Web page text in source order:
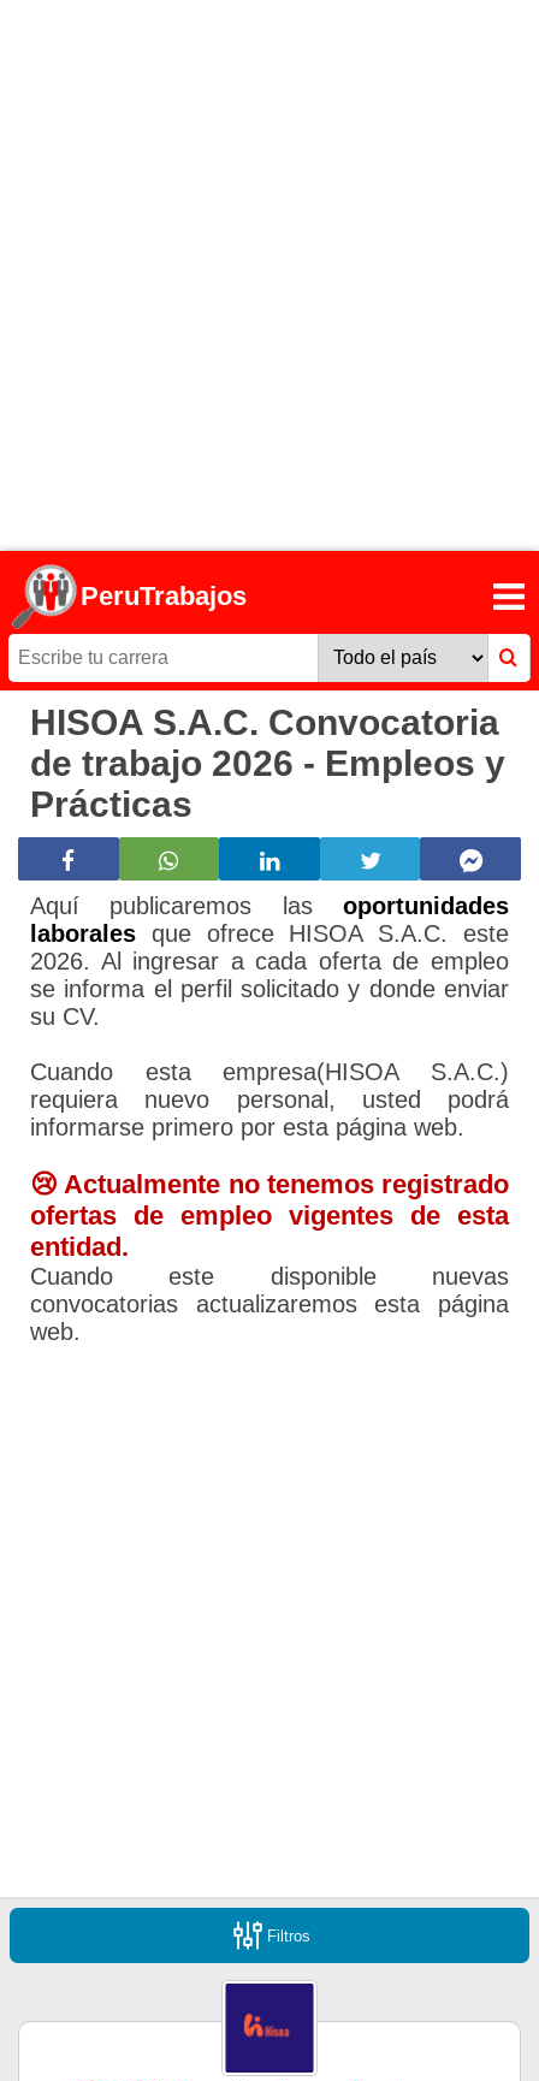
PeruTrabajos
HISOA S.A.C. Convocatoria
de trabajo 2026 - Empleos y
Prácticas
Aquí publicaremos las oportunidades
laborales que ofrece HISOA S.A.C. este
2026. Al ingresar a cada oferta de empleo
se informa el perfil solicitado y donde enviar
su CV.
Cuando esta empresa(HISOA S.A.C.)
requiera nuevo personal, usted podrá
informarse primero por esta página web.
😢 Actualmente no tenemos registrado
ofertas de empleo vigentes de esta
entidad.
Cuando este disponible nuevas
convocatorias actualizaremos esta página
web.
Filtros